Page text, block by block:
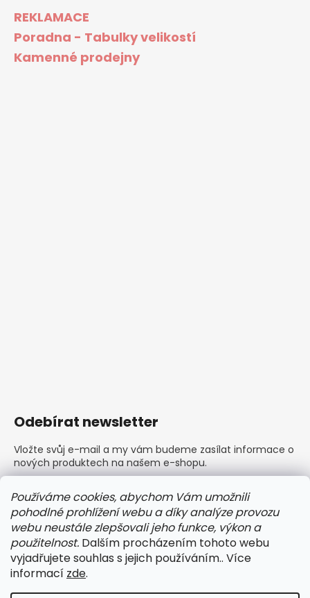
Používáme cookies, abychom Vám umožnili
pohodlné prohlížení webu a díky analýze provozu
webu neustále zlepšovali jeho funkce, výkon a
použitelnost. Dalším procházením tohoto webu
vyjadřujete souhlas s jejich používáním.. Více
informací zde.
REKLAMACE
Poradna - Tabulky velikostí
Kamenné prodejny
Odebírat newsletter
Vložte svůj e-mail a my vám budeme zasílat informace o
nových produktech na našem e-shopu.
Vložením e-mailu souhlasíte spodmínkami ochrany
osobních údajů
PŘIHLÁSIT SE